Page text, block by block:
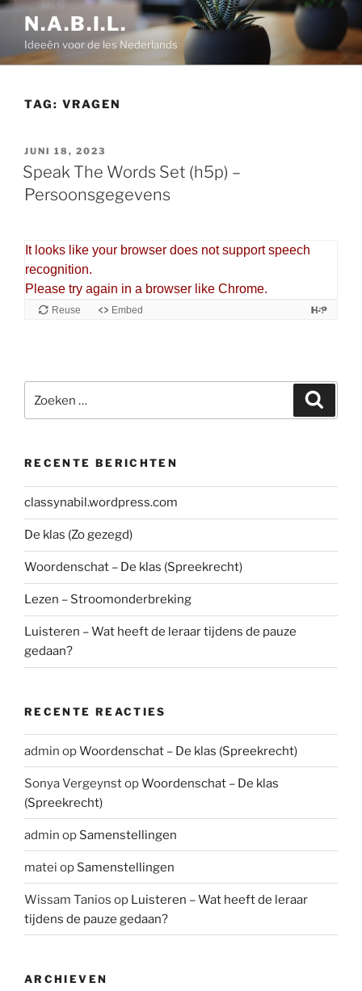
Ga
inhoud
N.A.B.I.L.
Ideeën voor de les Nederlands
TAG: VRAGEN
GEPLAATST
OP
JUNI 18, 2023
Speak The Words Set (h5p) –
Persoonsgegevens
naar:
RECENTE BERICHTEN
classynabil.wordpress.com
De klas (Zo gezegd)
Woordenschat – De klas (Spreekrecht)
Lezen – Stroomonderbreking
Luisteren – Wat heeft de leraar tijdens de pauze
gedaan?
RECENTE REACTIES
admin opWoordenschat – De klas (Spreekrecht)
Sonya VergeynstopWoordenschat – De klas
(Spreekrecht)
admin op Samenstellingen
matei op Samenstellingen
Wissam Tanios op Luisteren – Wat heeft de leraar
tijdens de pauze gedaan?
ARCHIEVEN